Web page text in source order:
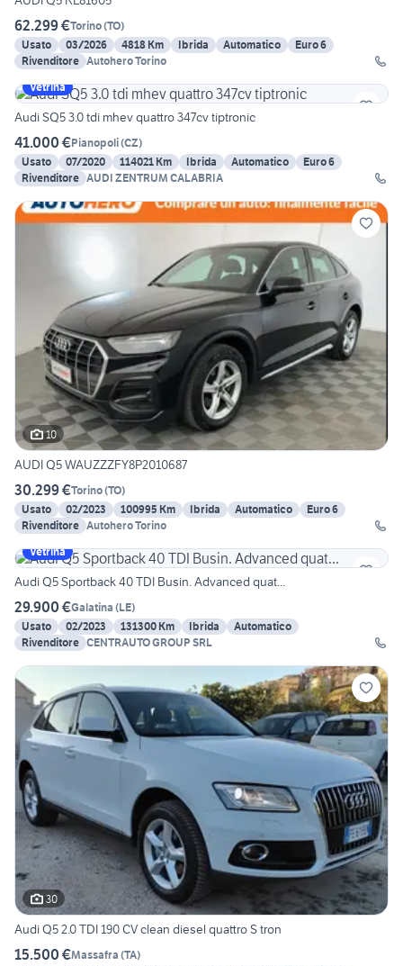
62.299 €Torino(TO)
Usato
03/2026 4818 Km Ibrida Automatico
Euro 6
Rivenditore Autohero Torino
Vetrina
Audi SQ5 3.0 tdi mhev quattro 347cv tiptronic
41.000 €Pianopoli(CZ)
Usato
07/2020 114021 Km Ibrida Automatico
Euro 6
Rivenditore AUDI ZENTRUM CALABRIA
10
AUDI Q5 WAUZZZFY8P2010687
30.299 €Torino(TO)
Usato
02/2023 100995 Km Ibrida Automatico
Euro 6
Rivenditore Autohero Torino
Vetrina
Audi Q5 Sportback 40 TDI Busin. Advanced quat...
29.900 €Galatina (LE)
Usato
02/2023 131300 Km Ibrida
Automatico
Rivenditore CENTRAUTO GROUP SRL
30
Audi Q5 2.0 TDI 190 CV clean diesel quattro S tron
15.500 €Massafra (TA)